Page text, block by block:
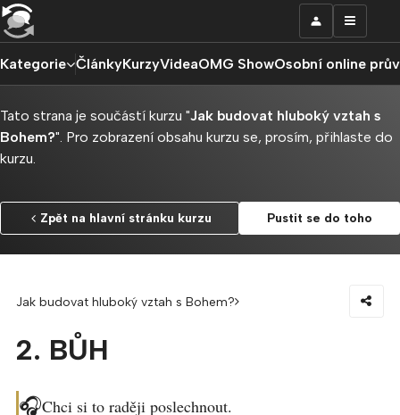
Kategorie ČlánkyKurzyVideaOMG ShowOsobní online
Tato strana je součástí kurzu "Jak budovat hluboký vztah s
Bohem?". Pro zobrazení obsahu kurzu se, prosím, přihlaste do
kurzu.
Zpět na hlavní stránku kurzu Pustit se do toho
Jak budovat hluboký vztah s Bohem?
2. BŮH
🎧Chci si to raději poslechnout.